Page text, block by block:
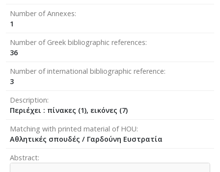
Number of Annexes
1
Number of Greek bibliographic references
36
Number of international bibliographic reference
3
Description
Περιέχει : πίνακες (1), εικόνες (7)
Matching with printed material of HOU
Αθλητικές σπουδές / Γαρδούνη Ευστρατία
Abstract